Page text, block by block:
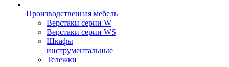
Производственная мебель
Верстаки серии W
Верстаки серии WS
Шкафы
инструментальные
Тележки